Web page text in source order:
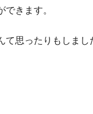
きます。
思ったりもしまし